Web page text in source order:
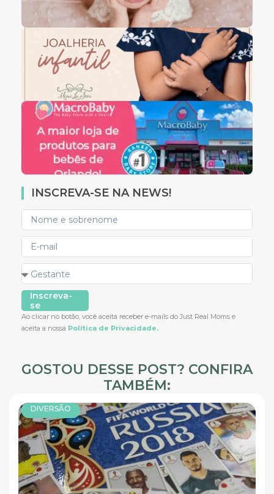
INSCREVA-SE NA NEWS!
Inscreva-
se
Ao clicar no botão, você aceita receber e-mails do Just Real Moms e
aceita a nossa Política de Privacidade.
GOSTOU DESSE POST? CONFIRA
TAMBÉM:
DIVERSÃO